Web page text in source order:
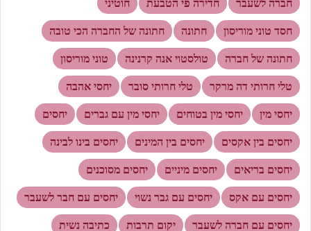
חברה לשעבר חדירה פי הטבעת חוטיני
חסד טוני מוריסון חתונה חתונה של החברה הכי טובה
חתונה של חברה טולסטוי אנה קרנינה טוני מוריסון
טלי חרותי דה מרקר טלי חרותי סובר יחסי אהבה
יחסי מין יחסי מין בטוחים יחסי מין עם גברים יחסים
יחסים בין אקסים יחסים בין המינים יחסים בינו לבינה
יחסים בריאים יחסים מיניים יחסים מסוכנים
יחסים עם אקס יחסים עם גבר נשוי יחסים עם חבר לשעבר
יחסים עם חברה לשעבר יקום תרבות כתיבה נשית